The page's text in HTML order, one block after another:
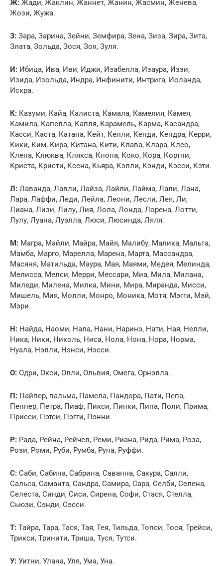
Ж: Жади, Жаклин, Жаннет, Жанин, Жасмин, Женева,
Жози, Жужа.
З: Зара, Зарина, Зейни, Земфира, Зена, Зиза, Зира, Зита,
Злата, Зольда, Зося, Зоя, Зуля.
И: Ибица, Ива, Иви, Иджи, Изабелла, Изаура, Иззи,
Изида, Изольда, Индра, Инфинити, Интрига, Иоланда,
Искра.
К: Казуми, Кайа, Калиста, Камала, Камелия, Камея,
Камила, Капелла, Капля, Карамель, Карма, Касандра,
Касси, Каста, Катана, Кейт, Келли, Кенди, Кендра, Керри,
Кики, Ким, Кира, Китана, Кити, Клава, Клара, Клео,
Клепа, Клюква, Клякса, Кнопа, Коко, Кора, Кортни,
Криста, Кристи, Ксена, Кьяра, Кэлли, Кэнди, Кэсси, Кэти.
Л: Лаванда, Лавли, Лайза, Лайли, Лайма, Лали, Лана,
Лара, Лаффи, Леди, Лейла, Леони, Лесли, Лея, Ли,
Лиана, Лизи, Лилу, Лия, Лола, Лонда, Лорена, Лотти,
Лулу, Луана, Луэлла, Люси, Люсинда, Ляля.
М: Магра, Майли, Майра, Майя, Малибу, Малика, Мальта,
Мамба, Марго, Марелла, Марена, Марта, Массандра,
Масяня, Матильда, Маура, Мая, Маями, Медея, Мелинда,
Мелисса, Мелси, Мерри, Мессари, Миа, Мила, Милана,
Миледи, Милена, Милка, Мини, Мира, Миранда, Мисси,
Мишель, Мия, Молли, Монро, Моника, Мотя, Мэгги, Мэй,
Мэри.
Н: Найда, Наоми, Нала, Нани, Наринэ, Нати, Ная, Нелли,
Ника, Ники, Николь, Ниса, Нола, Нона, Нора, Норма,
Нуала, Нэлли, Нэнси, Нэсси.
О: Одри, Окси, Олли, Ольвия, Омега, Орнэлла.
П: Пайпер, пальма, Памела, Пандора, Пати, Пепа,
Пеппер, Петра, Пиаф, Пикси, Пинки, Пипа, Поли, Прима,
Присси, Пэтси, Пэгги, Пэнни.
Р: Рада, Рейна, Рейчел, Реми, Риана, Рида, Рима, Роза,
Рози, Роми, Руби, Румба, Руна, Руффи.
С: Саби, Сабина, Сабрина, Саванна, Сакура, Салли,
Сальса, Саманта, Сандра, Самира, Сара, Селби, Селена,
Селеста, Синди, Сиси, Сирена, Софи, Стася, Стелла,
Сьюзи, Сэнди, Сэсси.
Т: Тайра, Тара, Тася, Тая, Тея, Тильда, Топси, Тося, Трейси,
Трикси, Тринити, Триша, Туся, Тутси.
У: Уитни, Улана, Уля, Ума, Уна.